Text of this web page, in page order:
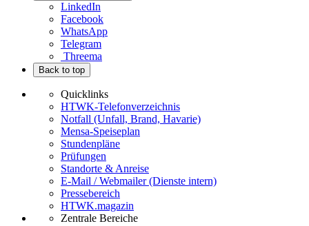
LinkedIn
Facebook
WhatsApp
Telegram
Threema
Back to top
Quicklinks
HTWK-Telefonverzeichnis
Notfall (Unfall, Brand, Havarie)
Mensa-Speiseplan
Stundenpläne
Prüfungen
Standorte & Anreise
E-Mail / Webmailer (Dienste intern)
Pressebereich
HTWK.magazin
Zentrale Bereiche